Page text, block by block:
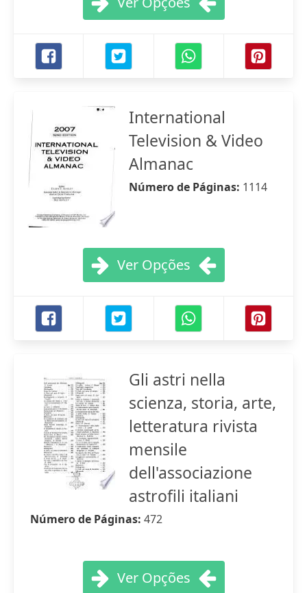
International
Television & Video
Almanac
Número de Páginas: 1114
Ver Opções
Gli astri nella
scienza, storia, arte,
letteratura rivista
mensile
dell'associazione
astrofili italiani
Número de Páginas: 472
Ver Opções